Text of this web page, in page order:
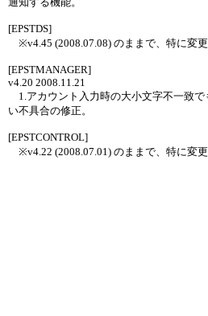
[EPSTDS]
※v4.45 (2008.07.08) のままで、特に変更
[EPSTMANAGER]
v4.20 2008.11.21
1.アカウント入力時の大小文字不一致で
い不具合の修正。
[EPSTCONTROL]
※v4.22 (2008.07.01) のままで、特に変更